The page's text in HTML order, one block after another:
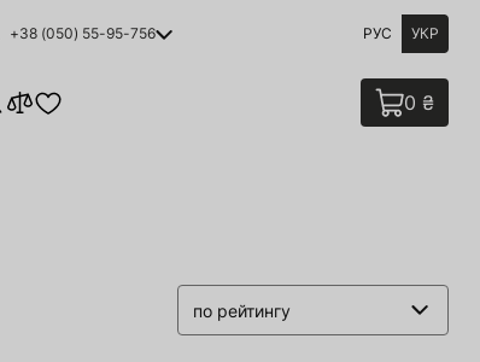
+38 (050) 55-95-756 РУС УКР
0 ₴
по рейтингу